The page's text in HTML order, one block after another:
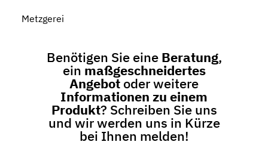
Metzgerei
Benötigen Sie eine Beratung,
ein maßgeschneidertes
Angebot oder weitere
Informationen zu einem
Produkt? Schreiben Sie uns
und wir werden uns in Kürze
bei Ihnen melden!